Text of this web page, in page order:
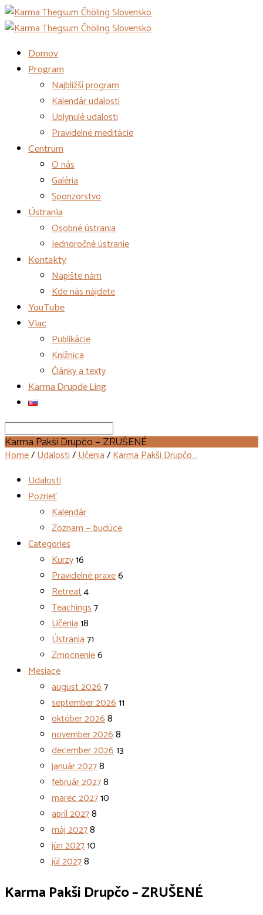
Domov
Program
Najbližší program
Kalendár udalostí
Uplynulé udalosti
Pravidelné meditácie
Centrum
O nás
Galéria
Sponzorstvo
Ústrania
Osobné ústrania
Jednoročné ústranie
Kontakty
Napíšte nám
Kde nás nájdete
YouTube
Viac
Publikácie
Knižnica
Články a texty
Karma Drupde Ling
Search
Karma Pakši Drupčo – ZRUŠENÉ
Home/Udalosti/Učenia/Karma Pakši Drupčo…
Udalosti
Pozrieť
Kalendár
Zoznam — budúce
Categories
Kurzy16
Pravidelné praxe6
Retreat4
Teachings7
Učenia18
Ústrania71
Zmocnenie6
Mesiace
august 20267
september 202611
október 20268
november 20268
december 202613
január 20278
február 20278
marec 202710
apríl 20278
máj 20278
jún 202710
júl 20278
Karma Pakši Drupčo – ZRUŠENÉ